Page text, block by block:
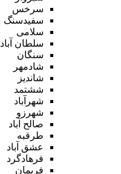
سرخس
سفیدسنگ
سلامی
سلطان آباد
سنگان
شادمهر
شاندیز
ششتمد
شهرآباد
شهرزو
صالح آباد
طرقبه
عشق آباد
فرهادگرد
فریمان